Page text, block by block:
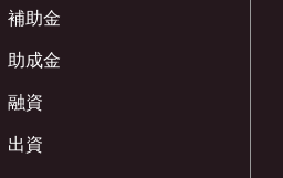
補助金
助成金
融資
出資